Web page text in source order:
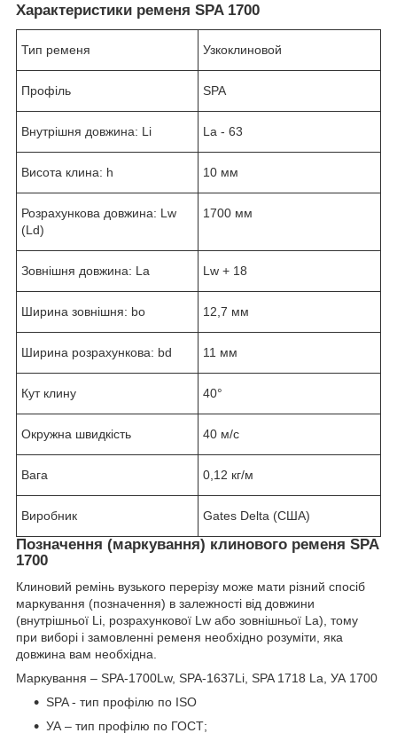
Характеристики ременя SPA 1700
Тип ременя Узкоклиновой
Профіль SPA
Внутрішня довжина: Li La - 63
Висота клина: h 10 мм
Розрахункова довжина: Lw
(Ld)
1700 мм
Зовнішня довжина: La Lw + 18
Ширина зовнішня: bo 12,7 мм
Ширина розрахункова: bd 11 мм
Кут клину 40°
Окружна швидкість 40 м/с
Вага 0,12 кг/м
Виробник Gates Delta (США)
Позначення (маркування) клинового ременя SPA
1700
Клиновий ремінь вузького перерізу може мати різний спосіб
маркування (позначення) в залежності від довжини
(внутрішньої Li, розрахункової Lw або зовнішньої La), тому
при виборі і замовленні ременя необхідно розуміти, яка
довжина вам необхідна.
Маркування – SPA-1700Lw, SPA-1637Li, SPA 1718 La, УА 1700
SPA - тип профілю по ISO
УА – тип профілю по ГОСТ;